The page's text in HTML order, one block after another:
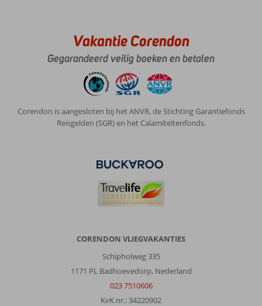
Vakantie Corendon
Gegarandeerd veilig boeken en betalen
Corendon is aangesloten bij het ANVR, de Stichting Garantiefonds
Reisgelden (SGR) en het Calamiteitenfonds.
CORENDON VLIEGVAKANTIES
Schipholweg 335
1171 PL Badhoevedorp, Nederland
023 7510606
KvK nr.: 34220902